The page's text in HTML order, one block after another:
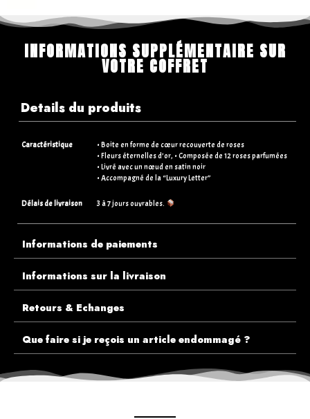
INFORMATIONS SUPPLÉMENTAIRE SUR
VOTRE COFFRET
Details du produits
Caractéristique
• Boite en forme de cœur recouverte de roses
• Fleurs éternelles d’or, • Composée de 12 roses parfumées
• Livré avec un nœud en satin noir
• Accompagné de la “Luxury Letter”
Délais de livraison 3 à 7 jours ouvrables.
Informations de paiements
Informations sur la livraison
Retours & Echanges
Que faire si je reçois un article endommagé ?